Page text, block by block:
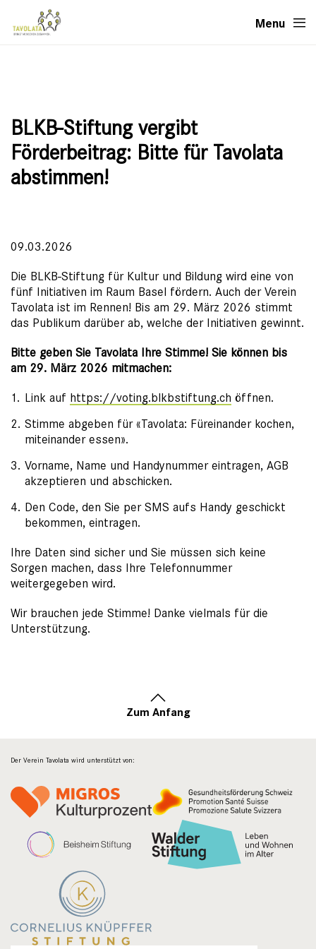
Menu
BLKB-Stiftung vergibt
Förderbeitrag: Bitte für Tavolata
abstimmen!
09.03.2026
Die BLKB-Stiftung für Kultur und Bildung wird eine von
fünf Initiativen im Raum Basel fördern. Auch der Verein
Tavolata ist im Rennen! Bis am 29. März 2026 stimmt
das Publikum darüber ab, welche der Initiativen gewinnt.
Bitte geben Sie Tavolata Ihre Stimme! Sie können bis
am 29. März 2026 mitmachen:
Link auf https://voting.blkbstiftung.ch öffnen.
Stimme abgeben für «Tavolata: Füreinander kochen,
miteinander essen».
Vorname, Name und Handynummer eintragen, AGB
akzeptieren und abschicken.
Den Code, den Sie per SMS aufs Handy geschickt
bekommen, eintragen.
Ihre Daten sind sicher und Sie müssen sich keine
Sorgen machen, dass Ihre Telefonnummer
weitergegeben wird.
Wir brauchen jede Stimme! Danke vielmals für die
Unterstützung.
Zum Anfang
Der Verein Tavolata wird unterstützt von: